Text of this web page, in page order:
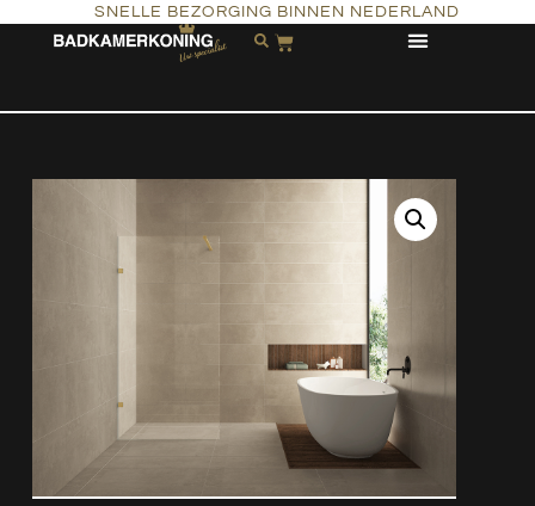
SNELLE BEZORGING BINNEN NEDERLAND